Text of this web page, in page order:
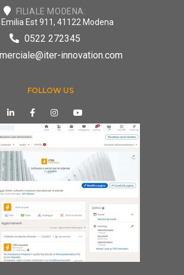
FILIALE MODENA:
Est 911, 41122 Modena
0522 272345
innovation.com
FOLLOW US